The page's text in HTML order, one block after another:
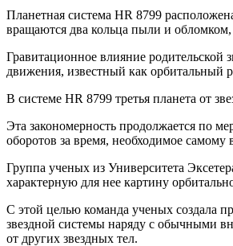
Планетная система HR 8799
вращаются два кольца пыли и
Гравитационное влияние
движения, известный как орбитальный
В системе HR 8799 третья планета от
Эта закономерность продолжается по
оборотов за время, необходимое
Группа ученых из Университета
характерную для нее картину
С этой целью команда ученых создала
звездной системы наряду с обычными
от других звездных тел.